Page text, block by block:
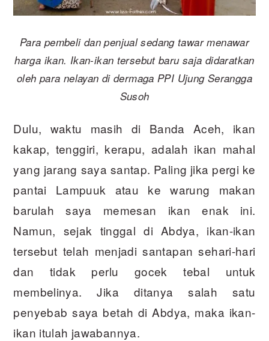
Para pembeli dan penjual sedang tawar menawar
harga ikan. Ikan-ikan tersebut baru saja didaratkan
oleh para nelayan di dermaga PPI Ujung Serangga
Susoh
Dulu, waktu masih di Banda Aceh, ikan
kakap, tenggiri, kerapu, adalah ikan mahal
yang jarang saya santap. Paling jika pergi ke
pantai Lampuuk atau ke warung makan
barulah saya memesan ikan enak ini.
Namun, sejak tinggal di Abdya, ikan-ikan
tersebut telah menjadi santapan sehari-hari
dan tidak perlu gocek tebal untuk
membelinya. Jika ditanya salah satu
penyebab saya betah di Abdya, maka ikan-
ikan itulah jawabannya.